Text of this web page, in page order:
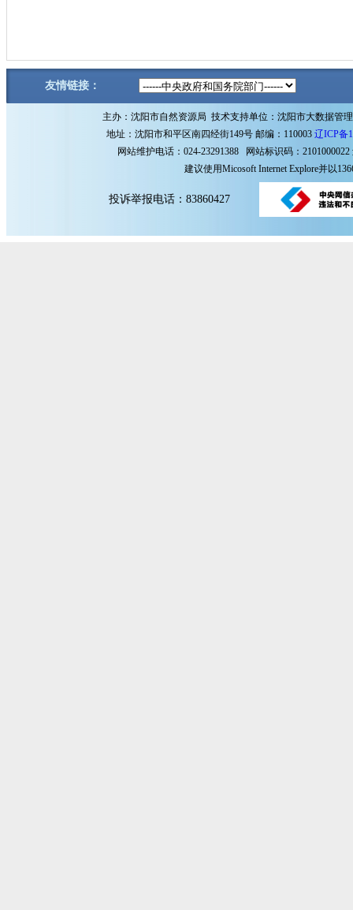
友情链接：
主办：沈阳市自然资源局 技术支持单位：沈阳市大数据管
地址：沈阳市和平区南四经街149号 邮编：110003 辽ICP备
网站维护电话：024-23291388 网站标识码：2101000022
建议使用Micosoft Internet Explore并以
投诉举报电话：83860427